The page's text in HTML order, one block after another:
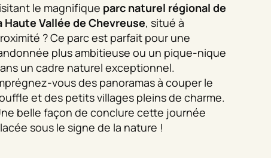
le magnifique parc naturel régional de
Haute Vallée de Chevreuse, situé à
? Ce parc est parfait pour une
plus ambitieuse ou un pique-nique
un cadre naturel exceptionnel.
vous des panoramas à couper le
et des petits villages pleins de charme.
belle façon de conclure cette journée
sous le signe de la nature !